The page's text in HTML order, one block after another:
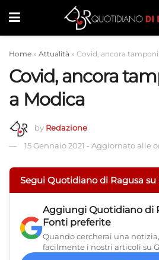
Home » Attualità » Covid, ancora
Covid, ancora
a Modica
by Redazione
15 Gennaio 2021 - Aggiornato alle
Segui Quotidiano di Ragusa su
Aggiungi Quotidiano di
Fonti preferite
Quando cercherai una
facilmente i nostri articoli su